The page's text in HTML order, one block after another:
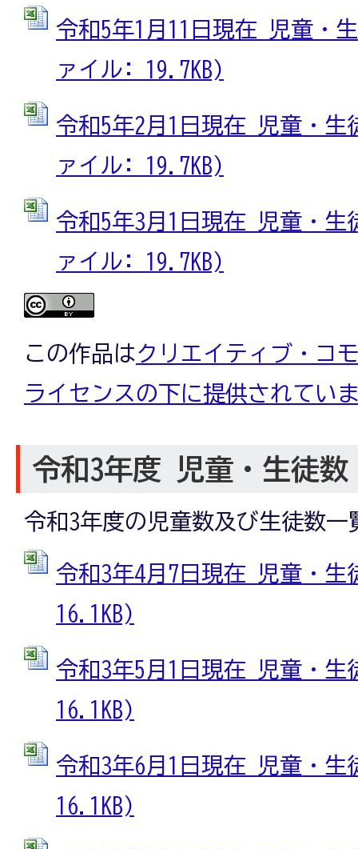
令和5年1月11日現在 児童・
ァイル: 19.7KB)
令和5年2月1日現在 児童・
ァイル: 19.7KB)
令和5年3月1日現在 児童・
ァイル: 19.7KB)
この作品はクリエイティブ・コ
ライセンスの下に提供されてい
令和3年度 児童・生徒数
令和3年度の児童数及び生徒数一
令和3年4月7日現在 児童・
16.1KB)
令和3年5月1日現在 児童・
16.1KB)
令和3年6月1日現在 児童・
16.1KB)